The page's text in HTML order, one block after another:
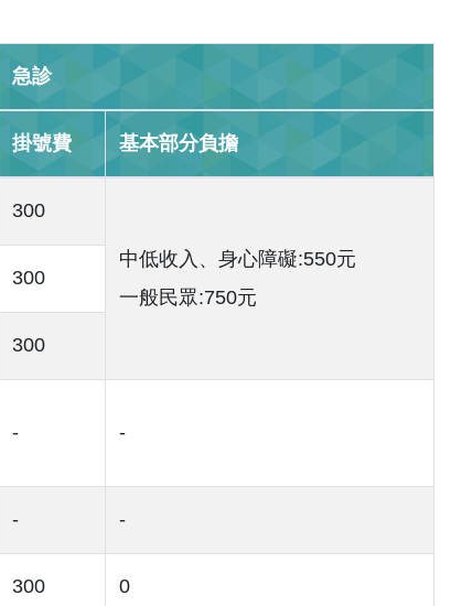
急診
掛號費 基本部分負擔
300
中低收入、身心障礙:550元
一般民眾:750元
300
300
- -
- -
300 0